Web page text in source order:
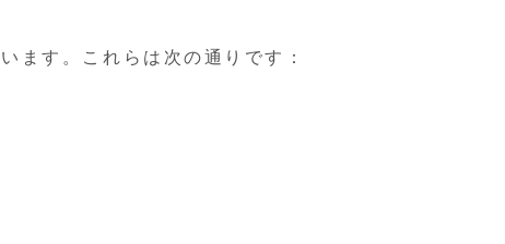
ます。これらは次の通りです：